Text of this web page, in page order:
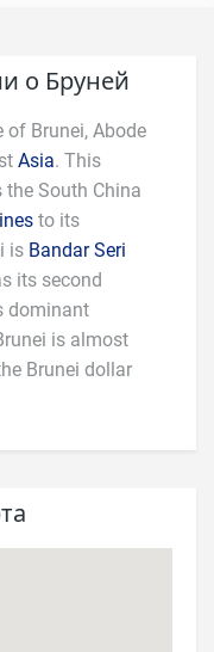
о Бруней
of Brunei, Abode
Asia. This
South China
to its
is Bandar Seri
its second
dominant
is almost
Brunei dollar